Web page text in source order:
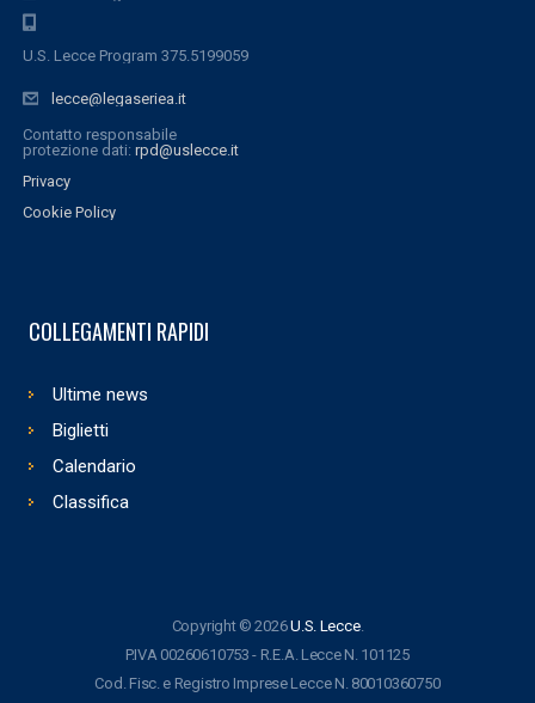
U.S. Lecce Program 375.5199059
lecce@legaseriea.it
Contatto responsabile
protezione dati: rpd@uslecce.it
Privacy
Cookie Policy
COLLEGAMENTI RAPIDI
Ultime news
Biglietti
Calendario
Classifica
Copyright © 2026U.S. Lecce.
P.IVA 00260610753 - R.E.A. Lecce N. 101125
Cod. Fisc. e Registro Imprese Lecce N. 80010360750